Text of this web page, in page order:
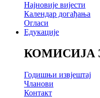
Најновије вијести
Календар догађања
Огласи
Едукације
КОМИСИЈА
Годишњи извјештај
Чланови
Контакт